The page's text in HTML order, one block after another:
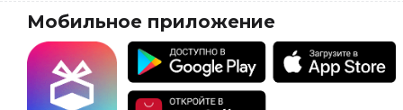
Мобильное приложение